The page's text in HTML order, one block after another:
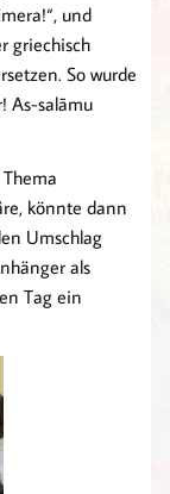
und
griechisch
So wurde
As-salāmu
könnte dann
Umschlag
als
Tag ein